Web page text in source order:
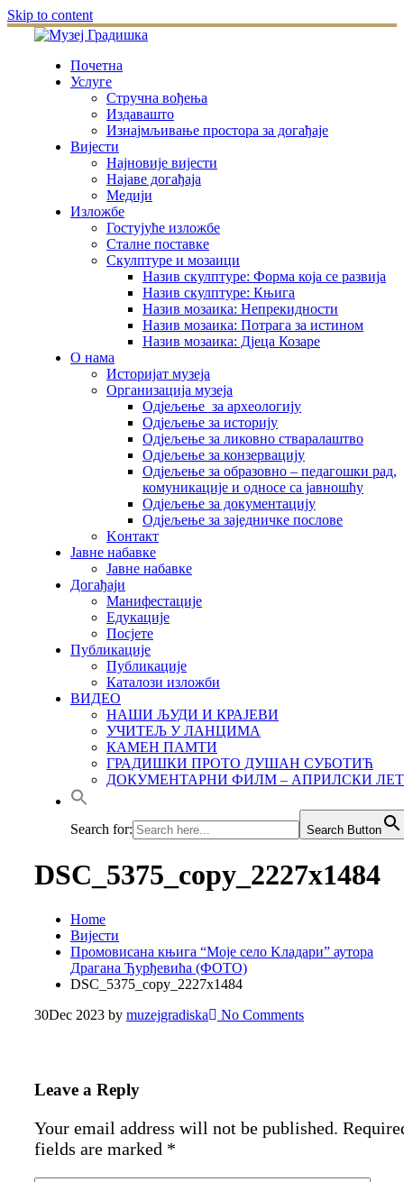
Skip to content
Почетна
Услуге
Стручна вођења
Издавашто
Изнајмљивање простора за догађаје
Вијести
Најновије вијести
Најаве догађаја
Медији
Изложбе
Гостујуће изложбе
Сталне поставке
Скулптуре и мозаици
Назив скулптуре: Форма која се развија
Назив скулптуре: Књига
Назив мозаика: Непрекидности
Назив мозаика: Потрага за истином
Назив мозаика: Дјеца Козаре
О нама
Историјат музеја
Организација музеја
Одјељење за археологију
Одјељење за историју
Одјељење за ликовно стваралаштво
Одјељење за конзервацију
Одјељење за образовно – педагошки рад,
комуникације и односе са јавношћу
Одјељење за документацију
Одјељење за заједничке послове
Kонтакт
Јавне набавке
Јавне набавке
Догађаји
Манифестације
Едукације
Посјете
Публикације
Публикације
Каталози изложби
ВИДЕО
НАШИ ЉУДИ И КРАЈЕВИ
УЧИТЕЉ У ЛАНЦИМА
КАМЕН ПАМТИ
ГРАДИШКИ ПРОТО ДУШАН СУБОТИЋ
ДОКУМЕНТАРНИ ФИЛМ – АПРИЛСКИ ЛЕТ
Search for: Search Button
DSC_5375_copy_2227x1484
Home
Вијести
Промовисана књига “Моје село Kладари” аутора
Драгана Ђурђевића (ФОТО)
DSC_5375_copy_2227x1484
30Dec 2023 by muzejgradiska No Comments
Leave a Reply
Your email address will not be published.
fields are marked *